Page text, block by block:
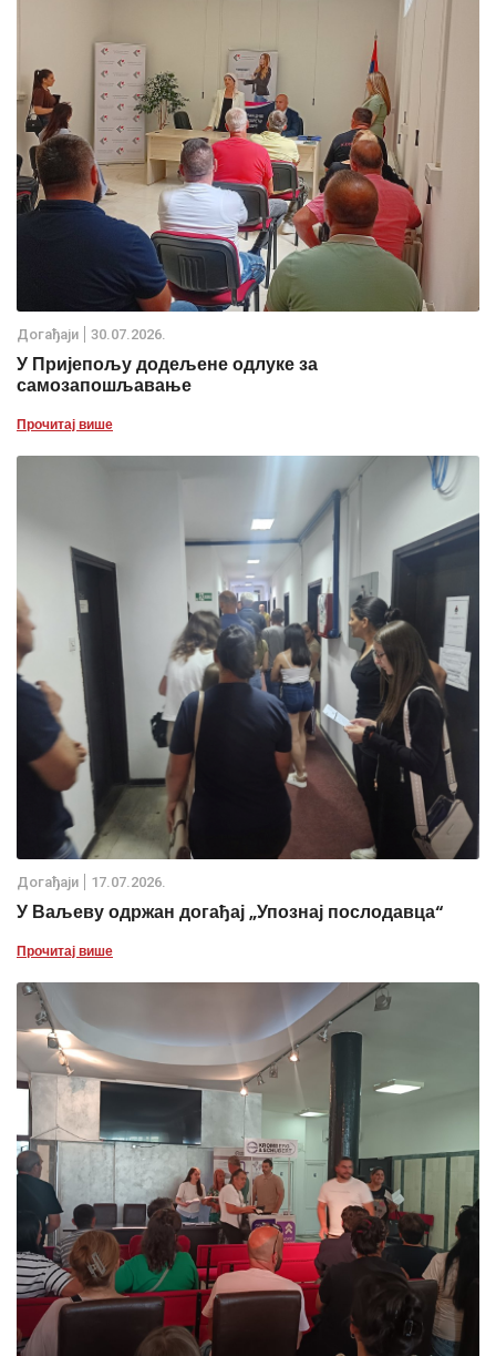
Дoгађаjи 30.07.2026.
У Пријепољу додељене одлуке за
самозапошљавање
Прочитај више
Дoгађаjи 17.07.2026.
У Ваљеву одржан догађај „Упознај послодавца“
Прочитај више